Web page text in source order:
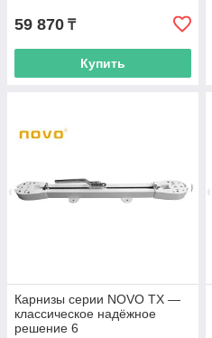
59 870 ₸
Купить
Карнизы серии NOVO TX —
классическое надёжное
решение 6